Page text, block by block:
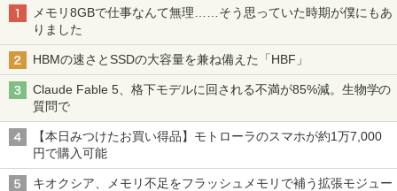
メモリ8GBで仕事なんて無理……そう思っていた時期が僕にもあ
りました
HBMの速さとSSDの大容量を兼ね備えた「HBF」
Claude Fable 5、格下モデルに回される不満が85%減。生物学の
質問で
【本日みつけたお買い得品】モトローラのスマホが約1万7,000
円で購入可能
キオクシア、メモリ不足をフラッシュメモリで補う拡張モジュー